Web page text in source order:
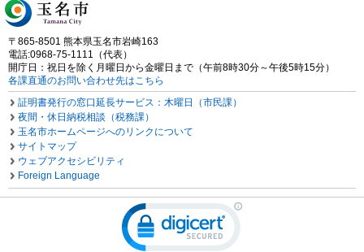
〒865-8501 熊本県玉名市岩崎163
電話:0968-75-1111（代表）
開庁日：祝日を除く月曜日から金曜日まで（午前8時30分～午後5時15分）
各課直通のお問い合わせ先はこちら
証明書発行の窓口延長サービス：木曜日（市民課）
夜間・休日納税相談（税務課）
玉名市ホームページへのリンクについて
サイトマップ
ウェブアクセシビリティ
Foreign Language